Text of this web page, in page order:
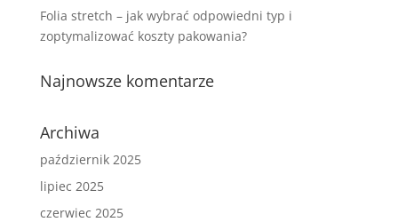
Folia stretch – jak wybrać odpowiedni typ i
zoptymalizować koszty pakowania?
Najnowsze komentarze
Archiwa
październik 2025
lipiec 2025
czerwiec 2025